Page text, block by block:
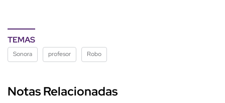
TEMAS
Sonora profesor Robo
Notas Relacionadas